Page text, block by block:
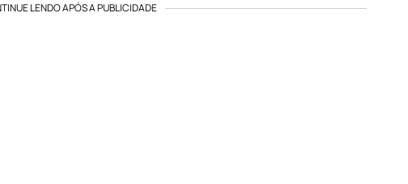
LENDO APÓS A PUBLICIDADE